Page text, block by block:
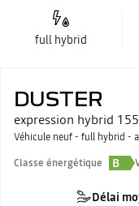
full hybrid
DUSTER
expression hybrid 155
Véhicule neuf - full hybrid -
Classe énergétique
B
Délai